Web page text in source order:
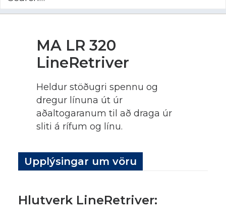
MA LR 320
LineRetriver
Heldur stöðugri spennu og
dregur línuna út úr
aðaltogaranum til að draga úr
sliti á rífum og línu.
Upplýsingar um vöru
Hlutverk LineRetriver: